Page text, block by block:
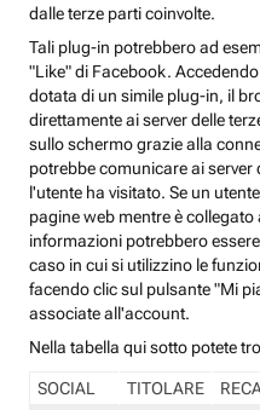
dalle terze parti coinvolte.
Tali plug-in potrebbero ad
"Like" di Facebook.
dotata di un simile plug-in, il
direttamente ai server delle
sullo schermo grazie alla
potrebbe comunicare ai server
l'utente ha visitato. Se un
pagine web mentre è
informazioni potrebbero
caso in cui si utilizzino le
facendo clic sul pulsante "Mi
associate all'account.
Nella tabella qui sotto potete
SOCIAL TITOLARE